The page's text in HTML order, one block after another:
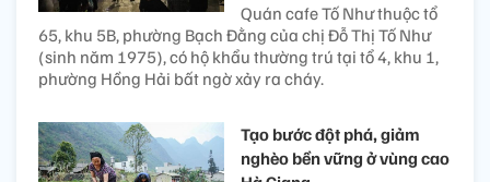
Quán cafe Tố Như thuộc tổ
65, khu 5B, phường Bạch Đằng của chị Đỗ Thị Tố Như
(sinh năm 1975), có hộ khẩu thường trú tại tổ 4, khu 1,
phường Hồng Hải bất ngờ xảy ra cháy.
Tạo bước đột phá, giảm
nghèo bền vững ở vùng cao